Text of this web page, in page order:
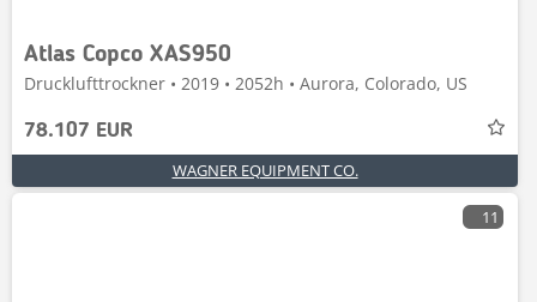
Atlas Copco XAS950
Drucklufttrockner • 2019 • 2052h • Aurora, Colorado, US
78.107 EUR
WAGNER EQUIPMENT CO.
11